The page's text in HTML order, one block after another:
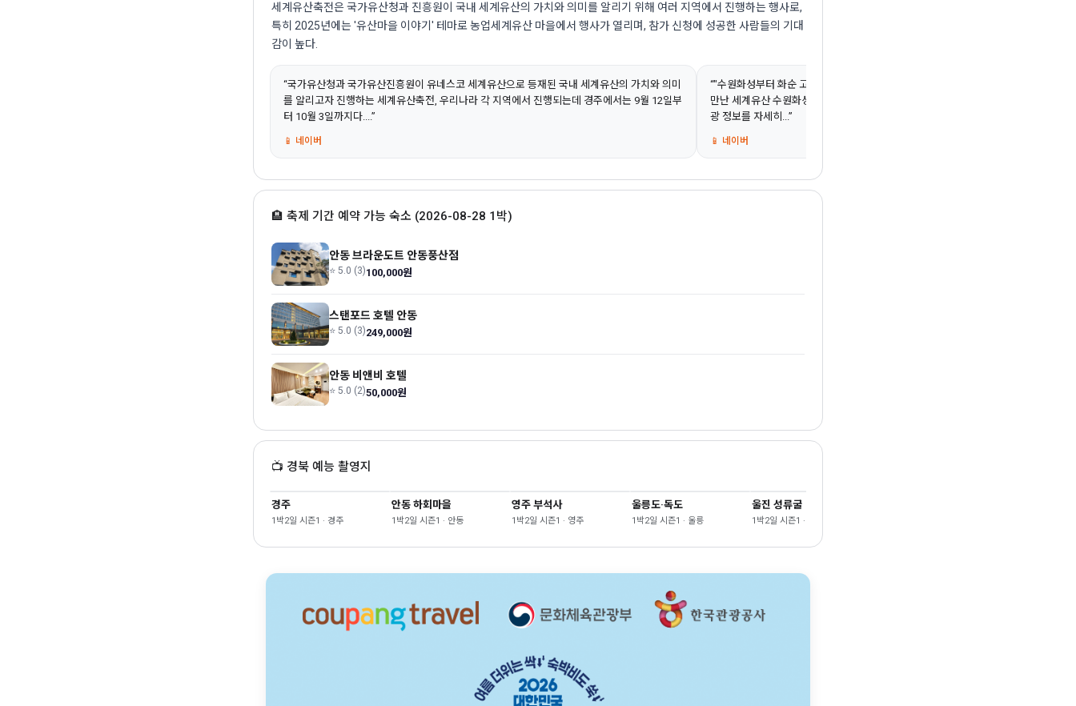
세계유산축전은 국가유산청과 진흥원이 국내 세계유산의 가치와 의미를 알리기 위해 여러 지역에서 진행하는 행사로,
특히 2025년에는 '유산마을 이야기' 테마로 농업세계유산 마을에서 행사가 열리며, 참가 신청에 성공한 사람들의 기대
감이 높다.
“국가유산청과 국가유산진흥원이 유네스코 세계유산으로 등재된 국내 세계유산의 가치와 의미
를 알리고자 진행하는 세계유산축전, 우리나라 각 지역에서 진행되는데 경주에서는 9월 12일부
터 10월 3일까지다....”
📱 네이버
“"수원화성부터 화순 고인돌까지" 하루 만에 만난 대한민국 세계유산축전 현장 안녕하
만난 세계유산 수원화성 수원화성 부스에서는 세계문화유산으로 지정된 수원화성의
광 정보를 자세히...”
📱 네이버
🏨 축제 기간 예약 가능 숙소 (2026-08-28 1박)
안동 브라운도트 안동풍산점
⭐ 5.0 (3)100,000원
스탠포드 호텔 안동
⭐ 5.0 (3)249,000원
안동 비앤비 호텔
⭐ 5.0 (2)50,000원
📺 경북 예능 촬영지
경주
1박2일 시즌1 · 경주
안동 하회마을
1박2일 시즌1 · 안동
영주 부석사
1박2일 시즌1 · 영주
울릉도·독도
1박2일 시즌1 · 울릉
울진 성류굴
1박2일 시즌1 · 울진